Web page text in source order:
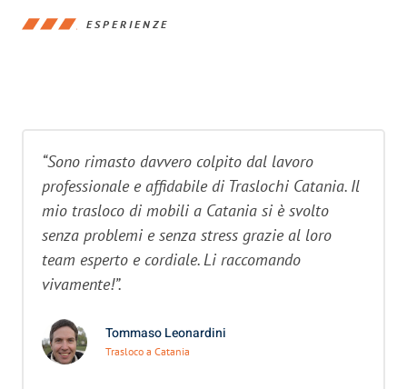
ESPERIENZE
“Sono rimasto davvero colpito dal lavoro
professionale e affidabile di Traslochi Catania. Il
mio trasloco di mobili a Catania si è svolto
senza problemi e senza stress grazie al loro
team esperto e cordiale. Li raccomando
vivamente!”.
Tommaso Leonardini
Trasloco a Catania